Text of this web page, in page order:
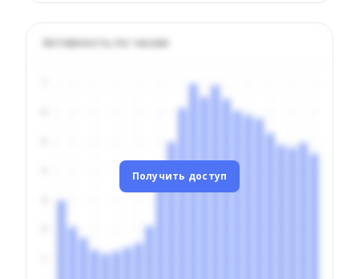
Активность по часам
Получить доступ